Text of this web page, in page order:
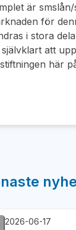
är
för
i stora
att
här
2026-06-17